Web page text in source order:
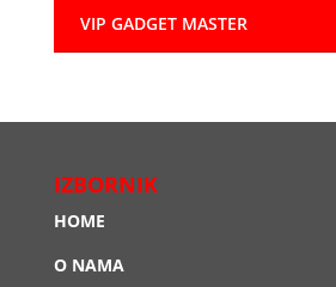
VIP GADGET MASTER
IZBORNIK
HOME
O NAMA